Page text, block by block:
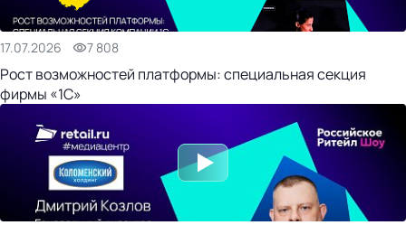
17.07.2026 7 808
Рост возможностей платформы: специальная секция
фирмы «1С»